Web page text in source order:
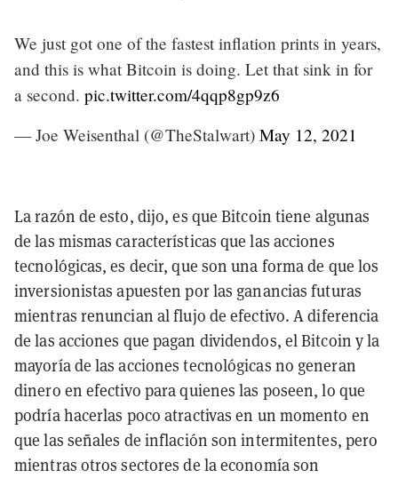
We just got one of the fastest inflation prints in years,
and this is what Bitcoin is doing. Let that sink in for
a second. pic.twitter.com/4qqp8gp9z6
— Joe Weisenthal (@TheStalwart) May 12, 2021
La razón de esto, dijo, es que Bitcoin tiene algunas
de las mismas características que las acciones
tecnológicas, es decir, que son una forma de que los
inversionistas apuesten por las ganancias futuras
mientras renuncian al flujo de efectivo. A diferencia
de las acciones que pagan dividendos, el Bitcoin y la
mayoría de las acciones tecnológicas no generan
dinero en efectivo para quienes las poseen, lo que
podría hacerlas poco atractivas en un momento en
que las señales de inflación son intermitentes, pero
mientras otros sectores de la economía son